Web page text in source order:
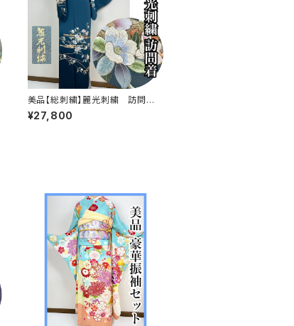
美品【総刺繍】麗光刺繍 訪問着
正絹 袷 s761
¥27,800